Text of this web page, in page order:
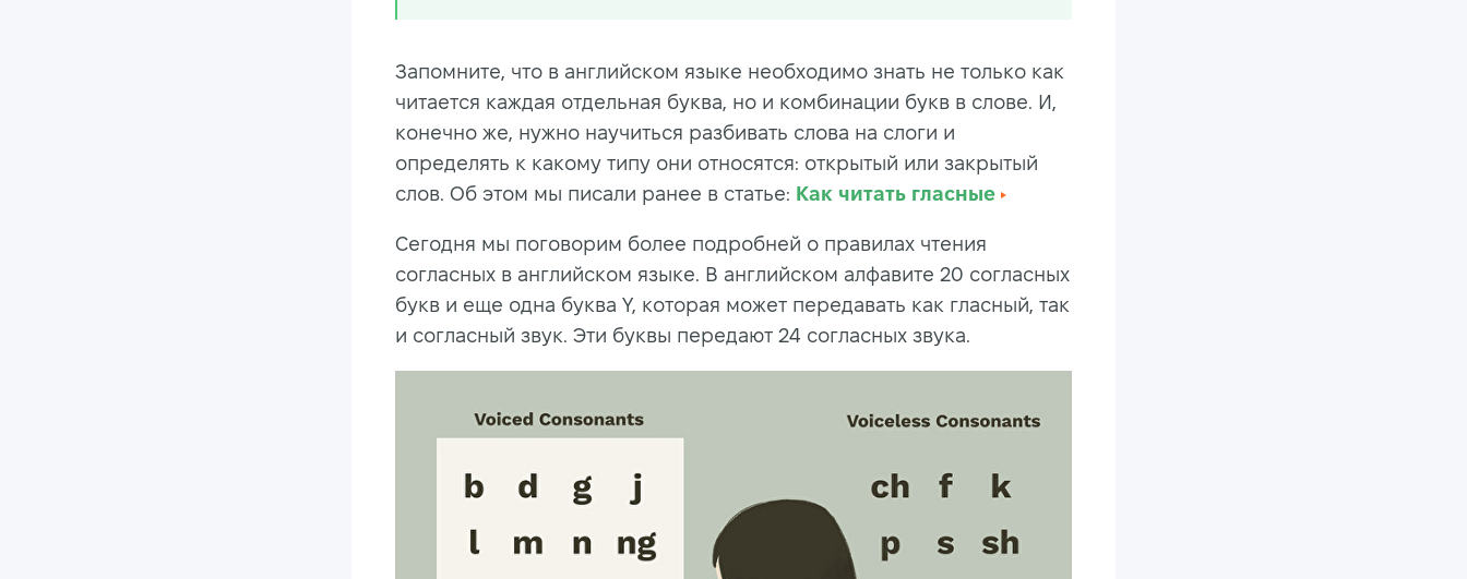
Запомните, что в английском языке необходимо знать не только как
читается каждая отдельная буква, но и комбинации букв в слове. И,
конечно же, нужно научиться разбивать слова на слоги и
определять к какому типу они относятся: открытый или закрытый
слов. Об этом мы писали ранее в статье: Как читать гласные
Сегодня мы поговорим более подробней о правилах чтения
согласных в английском языке. В английском алфавите 20 согласных
букв и еще одна буква Y, которая может передавать как гласный, так
и согласный звук. Эти буквы передают 24 согласных звука.